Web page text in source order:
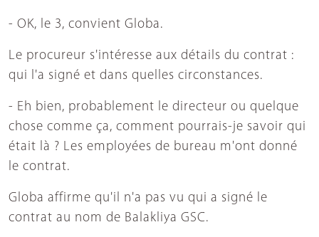
- OK, le 3, convient Globa.
Le procureur s'intéresse aux détails du contrat :
qui l'a signé et dans quelles circonstances.
- Eh bien, probablement le directeur ou quelque
chose comme ça, comment pourrais-je savoir qui
était là ? Les employées de bureau m'ont donné
le contrat.
Globa affirme qu'il n'a pas vu qui a signé le
contrat au nom de Balakliya GSC.